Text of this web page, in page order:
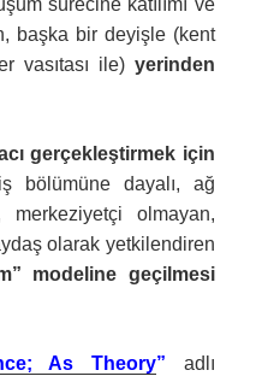
sürecine katılımı ve
başka bir deyişle (kent
vasıtası ile) yerinden
gerçekleştirmek için
bölümüne dayalı, ağ
merkeziyetçi olmayan,
olarak yetkilendiren
modeline geçilmesi
As Theory” adlı